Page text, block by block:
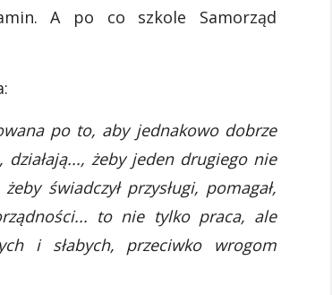
A po co szkole Samorząd
po to, aby jednakowo dobrze
żeby jeden drugiego nie
świadczył przysługi, pomagał,
to nie tylko praca, ale
i słabych, przeciwko wrogom